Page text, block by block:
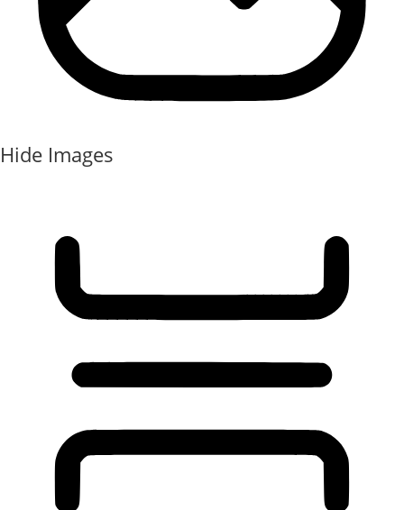
Hide Images